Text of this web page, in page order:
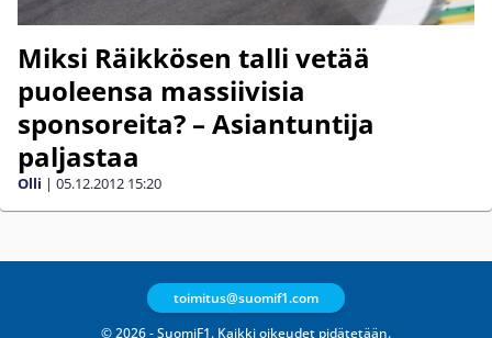
Miksi Räikkösen talli vetää
puoleensa massiivisia
sponsoreita? – Asiantuntija
paljastaa
Olli | 05.12.2012 15:20
© 2026 - SuomiF1. Kaikki oikeudet pidätetään.
toimitus@suomif1.com